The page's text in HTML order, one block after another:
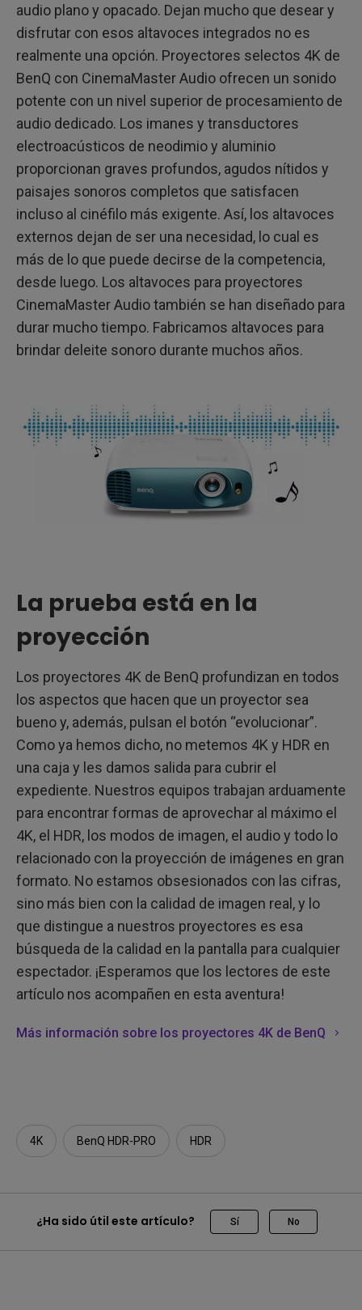
audio plano y opacado. Dejan mucho que desear y
disfrutar con esos altavoces integrados no es
realmente una opción. Proyectores selectos 4K de
BenQ con CinemaMaster Audio ofrecen un sonido
potente con un nivel superior de procesamiento de
audio dedicado. Los imanes y transductores
electroacústicos de neodimio y aluminio
proporcionan graves profundos, agudos nítidos y
paisajes sonoros completos que satisfacen
incluso al cinéfilo más exigente. Así, los altavoces
externos dejan de ser una necesidad, lo cual es
más de lo que puede decirse de la competencia,
desde luego. Los altavoces para proyectores
CinemaMaster Audio también se han diseñado para
durar mucho tiempo. Fabricamos altavoces para
brindar deleite sonoro durante muchos años.
La prueba está en la
proyección
Los proyectores 4K de BenQ profundizan en todos
los aspectos que hacen que un proyector sea
bueno y, además, pulsan el botón “evolucionar”.
Como ya hemos dicho, no metemos 4K y HDR en
una caja y les damos salida para cubrir el
expediente. Nuestros equipos trabajan arduamente
para encontrar formas de aprovechar al máximo el
4K, el HDR, los modos de imagen, el audio y todo lo
relacionado con la proyección de imágenes en gran
formato. No estamos obsesionados con las cifras,
sino más bien con la calidad de imagen real, y lo
que distingue a nuestros proyectores es esa
búsqueda de la calidad en la pantalla para cualquier
espectador. ¡Esperamos que los lectores de este
artículo nos acompañen en esta aventura!
Más información sobre los proyectores 4K de BenQ
4K BenQ HDR-PRO HDR
¿Ha sido útil este artículo? Sí No